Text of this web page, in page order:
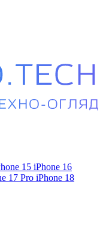
15 iPhone 16
17 Pro iPhone 18